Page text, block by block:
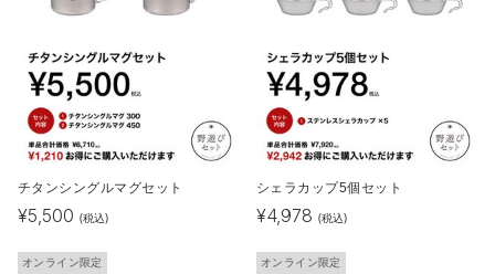
チタンシングルマグセット
¥5,500 (税込)
シェラカップ5個セット
¥4,978 (税込)
オンライン限定 オンライン限定